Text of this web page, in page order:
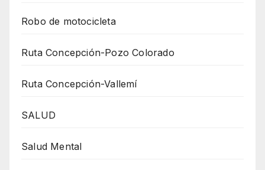
Robo de motocicleta
Ruta Concepción-Pozo Colorado
Ruta Concepción-Vallemí
SALUD
Salud Mental